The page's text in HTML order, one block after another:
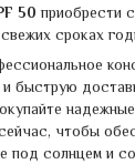
50 приобрести
сроках
быструю
чтобы
под солнцем и